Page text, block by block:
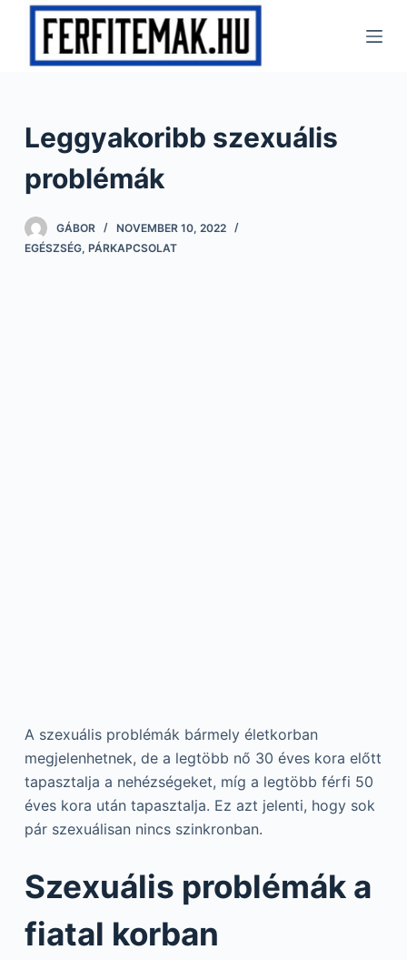
e
Leggyakoribb szexuális
problémák
GÁBOR
NOVEMBER 10, 2022
EGÉSZSÉG, PÁRKAPCSOLAT
A szexuális problémák bármely életkorban
megjelenhetnek, de a legtöbb nő 30 éves kora előtt
tapasztalja a nehézségeket, míg a legtöbb férfi 50
éves kora után tapasztalja. Ez azt jelenti, hogy sok
pár szexuálisan nincs szinkronban.
Szexuális problémák a
fiatal korban